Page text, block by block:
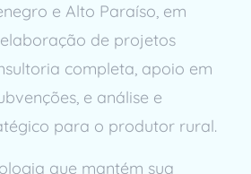
e Alto Paraíso, em
de projetos
completa, apoio em
e análise e
para o produtor rural.
que mantém sua